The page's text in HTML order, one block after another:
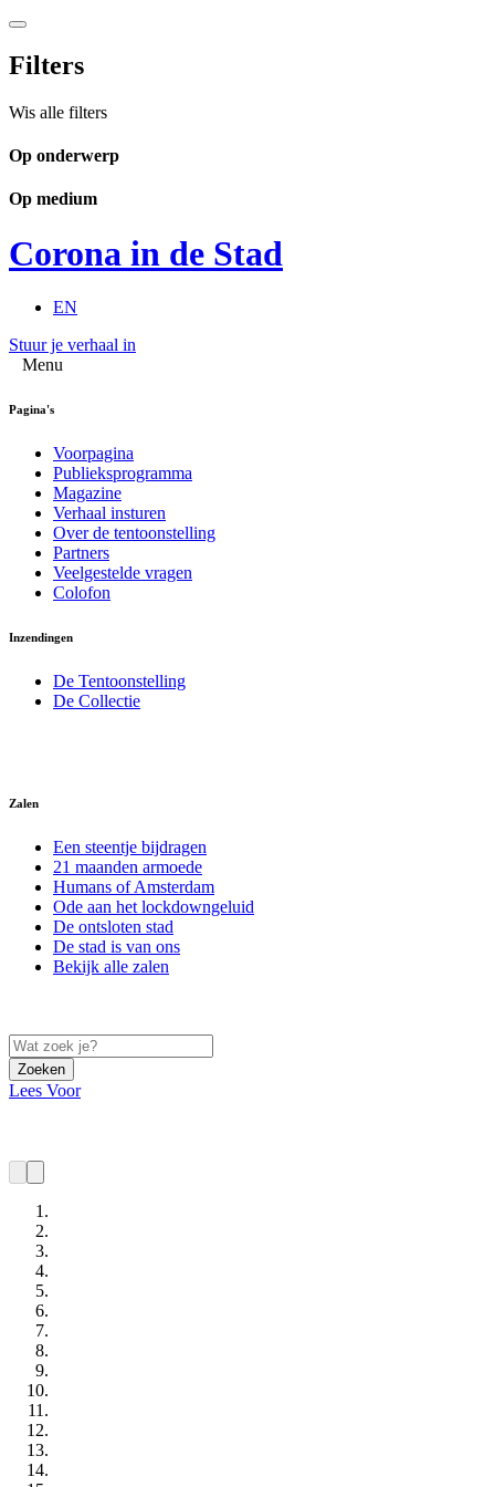
Filters
Wis alle filters
Op onderwerp
Op medium
Corona in de Stad
EN
Stuur je verhaal in
Menu
Pagina's
Voorpagina
Publieksprogramma
Magazine
Verhaal insturen
Over de tentoonstelling
Partners
Veelgestelde vragen
Colofon
Inzendingen
De Tentoonstelling
De Collectie
Zalen
Een steentje bijdragen
21 maanden armoede
Humans of Amsterdam
Ode aan het lockdowngeluid
De ontsloten stad
De stad is van ons
Bekijk alle zalen
Zoeken
Lees Voor